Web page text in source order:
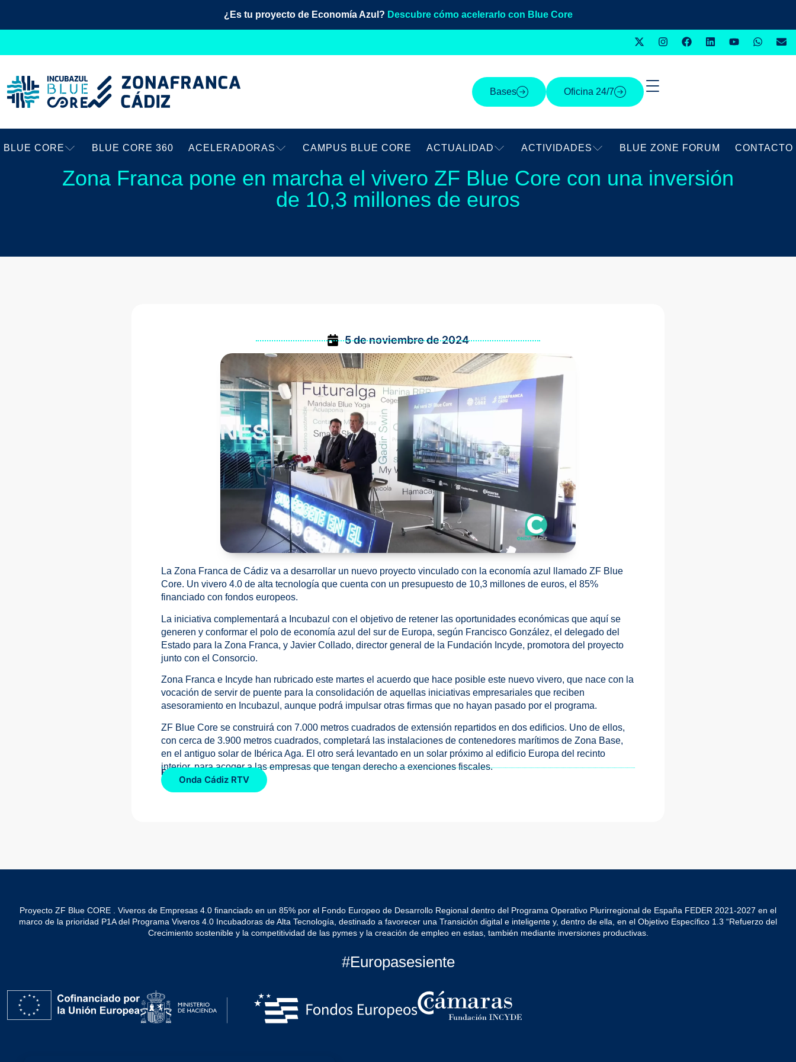
¿Es tu proyecto de Economía Azul? Descubre cómo acelerarlo con Blue Core
Bases Oficina 24/7
BLUE CORE BLUE CORE 360 ACELERADORAS CAMPUS BLUE CORE ACTUALIDAD ACTIVIDADES BLUE ZONE FORUM CONTACTO
Zona Franca pone en marcha el vivero ZF Blue Core con una inversión
de 10,3 millones de euros
5 de noviembre de 2024
La Zona Franca de Cádiz va a desarrollar un nuevo proyecto vinculado con la economía azul llamado ZF Blue
Core. Un vivero 4.0 de alta tecnología que cuenta con un presupuesto de 10,3 millones de euros, el 85%
financiado con fondos europeos.
La iniciativa complementará a Incubazul con el objetivo de retener las oportunidades económicas que aquí se
generen y conformar el polo de economía azul del sur de Europa, según Francisco González, el delegado del
Estado para la Zona Franca, y Javier Collado, director general de la Fundación Incyde, promotora del proyecto
junto con el Consorcio.
Zona Franca e Incyde han rubricado este martes el acuerdo que hace posible este nuevo vivero, que nace con la
vocación de servir de puente para la consolidación de aquellas iniciativas empresariales que reciben
asesoramiento en Incubazul, aunque podrá impulsar otras firmas que no hayan pasado por el programa.
ZF Blue Core se construirá con 7.000 metros cuadrados de extensión repartidos en dos edificios. Uno de ellos,
con cerca de 3.900 metros cuadrados, completará las instalaciones de contenedores marítimos de Zona Base,
en el antiguo solar de Ibérica Aga. El otro será levantado en un solar próximo al edificio Europa del recinto
interior, para acoger a las empresas que tengan derecho a exenciones fiscales.
Fuente de la noticia:
Onda Cádiz RTV
Proyecto ZF Blue CORE . Viveros de Empresas 4.0 financiado en un 85% por el Fondo Europeo de Desarrollo Regional dentro del Programa Operativo Plurirregional de España FEDER 2021-2027 en el
marco de la prioridad P1A del Programa Viveros 4.0 Incubadoras de Alta Tecnología, destinado a favorecer una Transición digital e inteligente y, dentro de ella, en el Objetivo Específico 1.3 “Refuerzo del
Crecimiento sostenible y la competitividad de las pymes y la creación de empleo en estas, también mediante inversiones productivas.
#Europasesiente